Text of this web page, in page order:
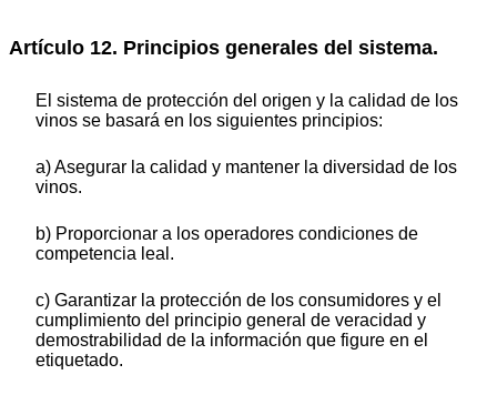
Artículo 12. Principios generales del sistema.
El sistema de protección del origen y la calidad de los
vinos se basará en los siguientes principios:
a) Asegurar la calidad y mantener la diversidad de los
vinos.
b) Proporcionar a los operadores condiciones de
competencia leal.
c) Garantizar la protección de los consumidores y el
cumplimiento del principio general de veracidad y
demostrabilidad de la información que figure en el
etiquetado.